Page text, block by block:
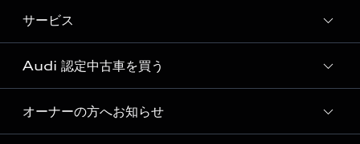
デジタルサービス
見積り依頼
試乗予約
特別仕様モデル / 限定モデル
e-tronラインアップ
価格シミュレーション
車両比較
純正アクセサリー
オンラインショップ
Audi collection
アウディナビアプリ
サービス
サービス入庫予約
サービスプログラム
メンテナンス
Audi 認定中古車を買う
Audi認定中古車
オーナーの方へお知らせ